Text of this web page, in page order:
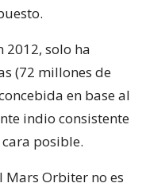
2012, solo ha
(72 millones de
en base al
indio consistente
posible.
Mars Orbiter no es